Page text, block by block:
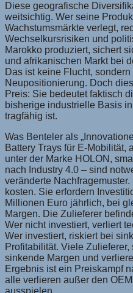
Diese geografische
weitsichtig. Wer seine
Wachstumsmärkte verlegt,
Wechselkursrisiken und
Marokko produziert, sichert
und afrikanischen Markt bei
Das ist keine Flucht,
Neupositionierung. Doch
Preis: Sie bedeutet faktisch
bisherige industrielle Basis
tragfähig ist.
Was Benteler als
Battery Trays für E-Mobilität,
unter der Marke HOLON,
nach Industry 4.0 – sind
veränderte
kosten. Sie erfordern
Millionen Euro jährlich, bei
Margen. Die Zulieferer
Wer nicht investiert, verliert
Wer investiert, riskiert bei
Profitabilität. Viele Zulieferer,
sinkende Margen und
Ergebnis ist ein Preiskampf
alle verlieren außer den